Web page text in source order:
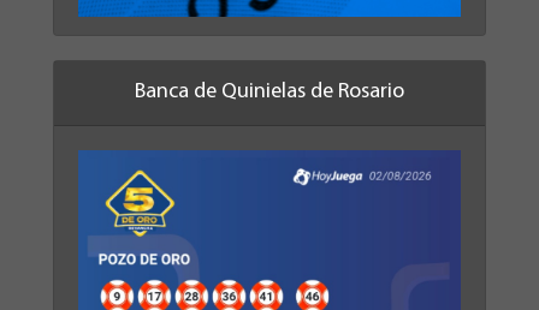
Banca de Quinielas de Rosario